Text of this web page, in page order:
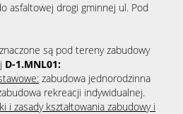
asfaltowej drogi gminnej ul. Pod
są pod tereny zabudowy
D-1.MNL01:
zabudowa jednorodzinna
rekreacji indywidualnej.
i zasady kształtowania zabudowy i